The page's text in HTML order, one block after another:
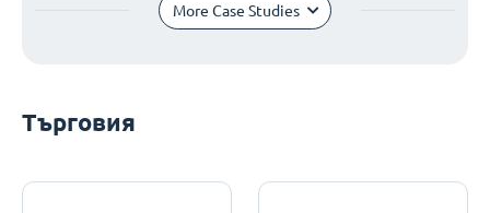
More Case Studies
Търговия